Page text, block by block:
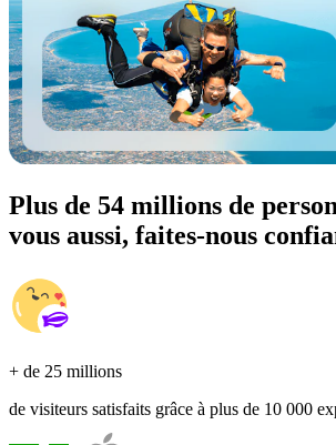
Plus de 54 millions de
vous aussi, faites-nous
+ de 25 millions
de visiteurs satisfaits grâce à plus de 10 000